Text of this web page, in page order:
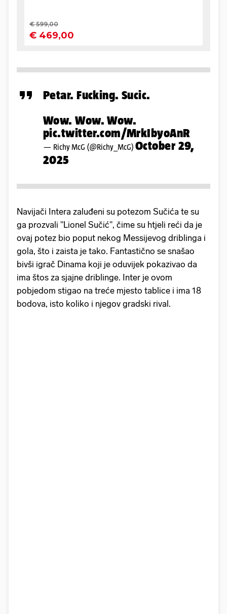
Petar. Fucking. Sucic.
Wow. Wow. Wow.
pic.twitter.com/MrkIbyoAnR
— Richy McG (@Richy_McG) October 29,
2025
Navijači Intera zaluđeni su potezom Sučića te su
ga prozvali "Lionel Sučić", čime su htjeli reći da je
ovaj potez bio poput nekog Messijevog driblinga i
gola, što i zaista je tako. Fantastično se snašao
bivši igrač Dinama koji je oduvijek pokazivao da
ima štos za sjajne driblinge. Inter je ovom
pobjedom stigao na treće mjesto tablice i ima 18
bodova, isto koliko i njegov gradski rival.